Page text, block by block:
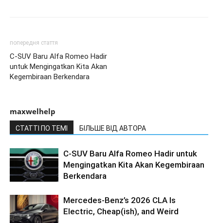
попередня стаття
C-SUV Baru Alfa Romeo Hadir
untuk Mengingatkan Kita Akan
Kegembiraan Berkendara
maxwelhelp
СТАТТІ ПО ТЕМІ БІЛЬШЕ ВІД АВТОРА
C-SUV Baru Alfa Romeo Hadir untuk
Mengingatkan Kita Akan Kegembiraan
Berkendara
Mercedes-Benz’s 2026 CLA Is
Electric, Cheap(ish), and Weird